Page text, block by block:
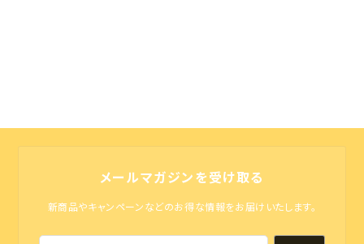
メールマガジンを受け取る
新商品やキャンペーンなどのお得な情報をお届けいたします。